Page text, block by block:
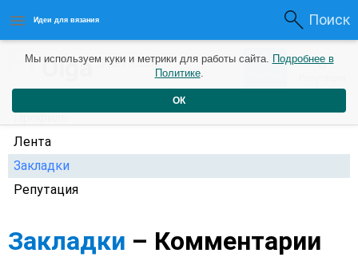
Идеи для вязания Поиск
Olga5 лет назад 0 0
Профиль
Лента
Закладки
Репутация
Закладки – Комментарии
Мы используем куки и метрики для работы сайта. Подробнее в
Политике.
ОК